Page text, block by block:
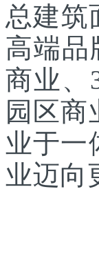
总建筑
高端品
商业、
园区
业于一
业迈向